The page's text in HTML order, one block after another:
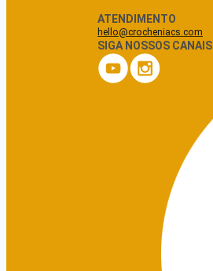
ATENDIMENTO
hello@crocheniacs.com
SIGA NOSSOS CANAIS